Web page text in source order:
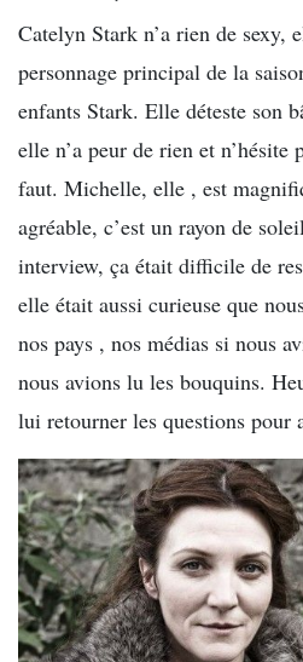
Catelyn Stark n’a rien de sexy,
personnage principal de la
enfants Stark. Elle déteste son
elle n’a peur de rien et n’hésite
faut. Michelle, elle , est
agréable, c’est un rayon de
interview, ça était difficile de
elle était aussi curieuse que
nos pays , nos médias si nous
nous avions lu les bouquins.
lui retourner les questions pour